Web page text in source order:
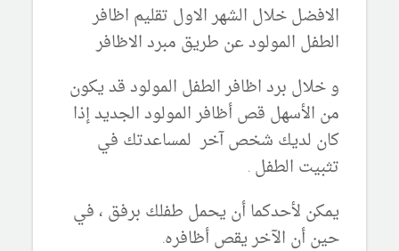
الافضل خلال الشهر الاول تقليم اظافر
الطفل المولود عن طريق مبرد الاظافر
و خلال برد اظافر الطفل المولود قد يكون
من الأسهل قص أظافر المولود الجديد إذا
كان لديك شخص آخر لمساعدتك في
تثبيت الطفل .
يمكن لأحدكما أن يحمل طفلك برفق ، في
حين أن الآخر يقص أظافره.